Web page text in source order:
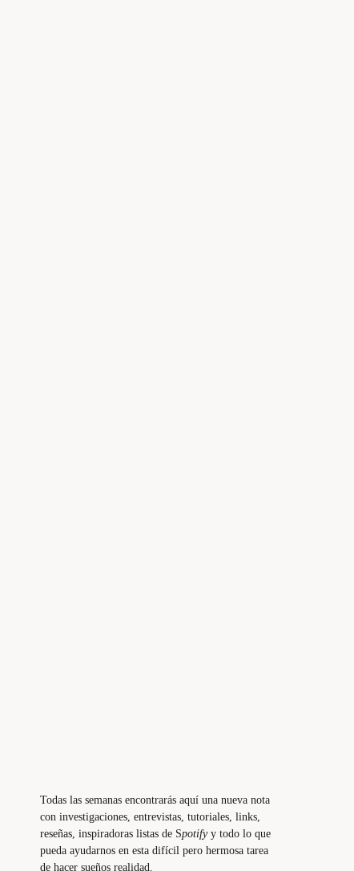
Todas las semanas encontrarás aquí una nueva nota
con investigaciones, entrevistas, tutoriales, links,
reseñas, inspiradoras listas de Spotify y todo lo que
pueda ayudarnos en esta difícil pero hermosa tarea
de hacer sueños realidad.